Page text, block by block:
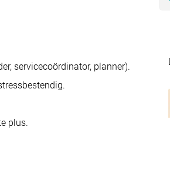
servicecoördinator, planner).
plus.